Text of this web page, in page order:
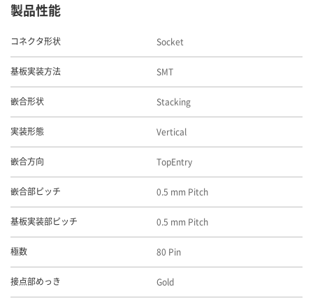
製品性能
コネクタ形状 Socket
基板実装方法 SMT
嵌合形状 Stacking
実装形態 Vertical
嵌合方向 TopEntry
嵌合部ピッチ 0.5 mm Pitch
基板実装部ピッチ 0.5 mm Pitch
極数 80 Pin
接点部めっき Gold